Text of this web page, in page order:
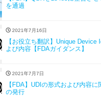
を通過
2021年7月16日
【お役立ち翻訳】Unique Device
よび内容【FDAガイダンス】
2021年7月7日
【FDA】UDIの形式および内容
の発行